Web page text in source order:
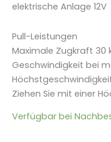
elektrische Anlage 12V
Pull-Leistungen
Maximale Zugkraft 30
Geschwindigkeit bei
Ziehen Sie mit einer
Verfügbar bei